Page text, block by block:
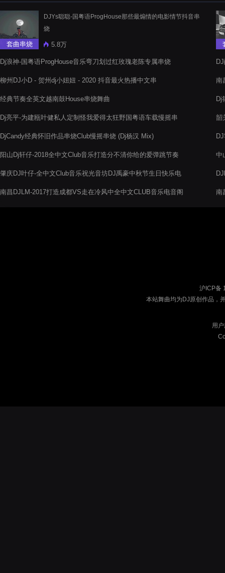
套曲串烧
DJYs聪聪-国粤语ProgHouse那些最煽情的电影情节抖音串
烧
5.8万
Dj浪神-国粤语ProgHouse音乐弯刀划过红玫瑰老陈专属串烧
柳州DJ小D - 贺州dj小妞妞 - 2020 抖音最火热播中文串
经典节奏全英文越南鼓House串烧舞曲
Dj亮平-为建瓯叶健私人定制怪我爱得太狂野国粤语车载慢摇串
DjCandy经典怀旧作品串烧Club慢摇串烧 (Dj杨汉 Mix)
阳山Dj轩仔-2018全中文Club音乐打造分不清你给的爱弹跳节奏
肇庆DJ叶仔-全中文Club音乐祝光音坊DJ禹豪中秋节生日快乐电
南昌DJLM-2017打造成都VS走在冷风中全中文CLUB音乐电音阁
南
Dj
韶
中
南
沪ICP备
本站舞曲均为DJ原创作品，
用